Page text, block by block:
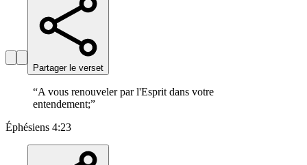
Partager le verset
“A vous renouveler par l'Esprit dans votre
entendement;”
Éphésiens 4:23